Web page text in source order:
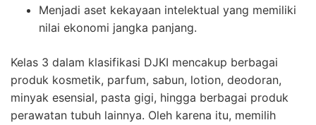
Menjadi aset kekayaan intelektual yang memiliki
nilai ekonomi jangka panjang.
Kelas 3 dalam klasifikasi DJKI mencakup berbagai
produk kosmetik, parfum, sabun, lotion, deodoran,
minyak esensial, pasta gigi, hingga berbagai produk
perawatan tubuh lainnya. Oleh karena itu, memilih